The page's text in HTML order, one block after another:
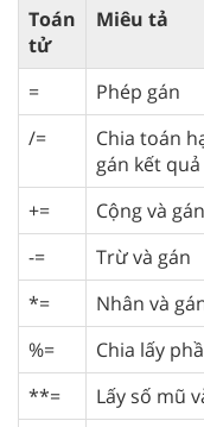
Toán
tử
Miêu tả
=
Phép gán
/=
Chia toán
gán kết
+=
Cộng và gán
-=
Trừ và gán
*=
Nhân và
%=
Chia lấy
**=
Lấy số mũ